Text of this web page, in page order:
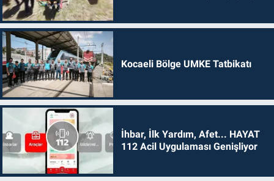
Kocaeli Bölge UMKE Tatbikatı
İhbar, İlk Yardım, Afet... HAYAT
112 Acil Uygulaması Genişliyor